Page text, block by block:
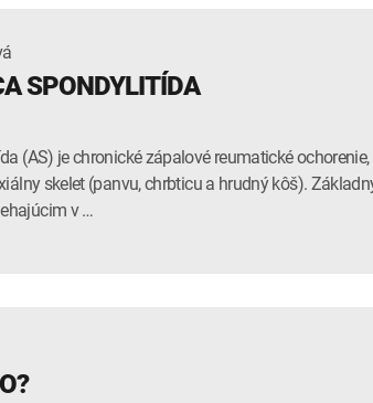
SPONDYLITÍDA
(AS) je chronické zápalové reumatické ochorenie,
skelet (panvu, chrbticu a hrudný kôš).
v …